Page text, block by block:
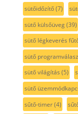
sütőidőzítő(7)
sütő külsőüveg(39)
sütő légkeverés
sütő
sütő világítás (5)
sütő
sűtő-timer(4)